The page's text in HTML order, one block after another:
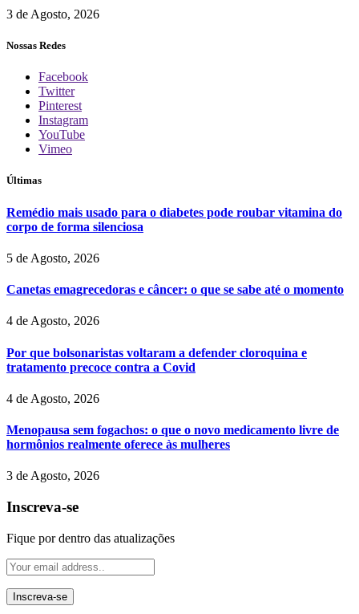
3 de Agosto, 2026
Nossas Redes
Facebook
Twitter
Pinterest
Instagram
YouTube
Vimeo
Últimas
Remédio mais usado para o diabetes pode roubar vitamina do
corpo de forma silenciosa
5 de Agosto, 2026
Canetas emagrecedoras e câncer: o que se sabe até o momento
4 de Agosto, 2026
Por que bolsonaristas voltaram a defender cloroquina e
tratamento precoce contra a Covid
4 de Agosto, 2026
Menopausa sem fogachos: o que o novo medicamento livre de
hormônios realmente oferece às mulheres
3 de Agosto, 2026
Inscreva-se
Fique por dentro das atualizações